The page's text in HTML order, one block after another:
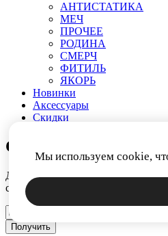
Мы используем cookie,
АНТИСТАТИКА
МЕЧ
ПРОЧЕЕ
РОДИНА
СМЕРЧ
ФИТИЛЬ
ЯКОРЬ
Новинки
Аксессуары
Скидки
СКИДКА 15%
Дарим промокод за подписку на
скидках, коллекциях и
Получить